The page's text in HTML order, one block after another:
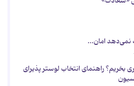
نمی‌دهد امان...
بخریم؟ راهنمای انتخاب لوستر پذیرای